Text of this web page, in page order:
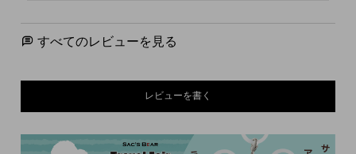
すべてのレビューを見る
レビューを書く